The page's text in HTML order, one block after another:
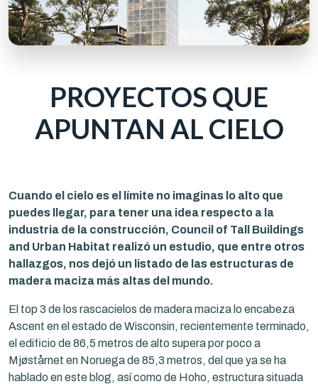
PROYECTOS QUE
APUNTAN AL CIELO
Cuando el cielo es el límite no imaginas lo alto que
puedes llegar, para tener una idea respecto a la
industria de la construcción, Council of Tall Buildings
and Urban Habitat realizó un estudio, que entre otros
hallazgos, nos dejó un listado de las estructuras de
madera maciza más altas del mundo.
El top 3 de los rascacielos de madera maciza lo encabeza
Ascent en el estado de Wisconsin, recientemente terminado,
el edificio de 86,5 metros de alto supera por poco a
Mjøstårnet en Noruega de 85,3 metros, del que ya se ha
hablado en este blog, así como de Hoho, estructura situada